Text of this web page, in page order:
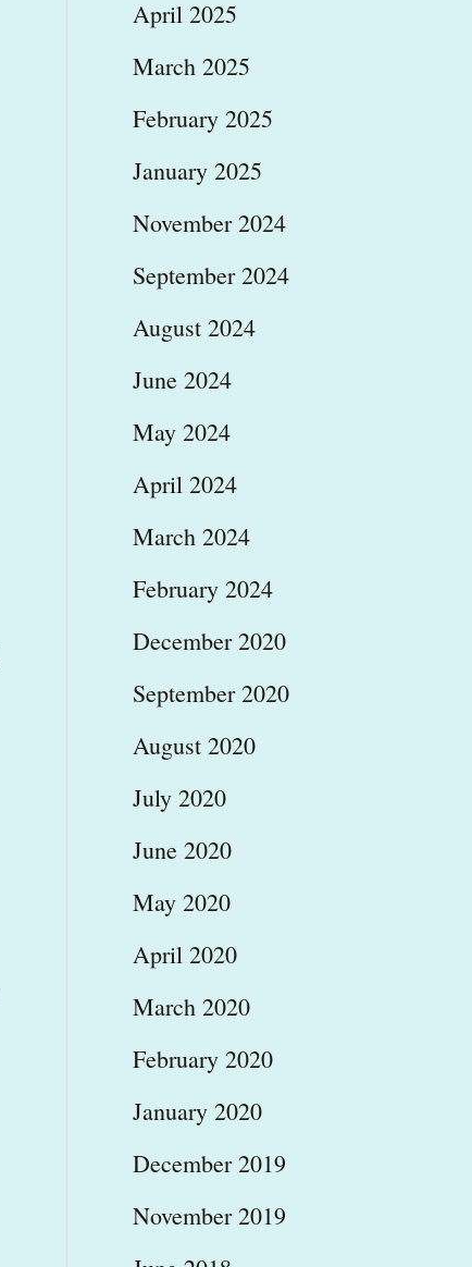
April 2025
March 2025
February 2025
January 2025
November 2024
September 2024
August 2024
June 2024
May 2024
April 2024
March 2024
February 2024
December 2020
September 2020
August 2020
July 2020
June 2020
May 2020
April 2020
March 2020
February 2020
January 2020
December 2019
November 2019